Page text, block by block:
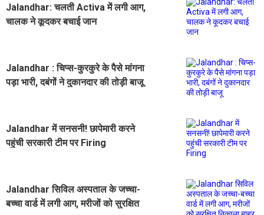
Jalandhar: चलती Activa में लगी आग,
चालक ने कूदकर बचाई जान
Jalandhar : चिप्स-कुरकुरे के पैसे मांगना
पड़ा भारी, दबंगों ने दुकानदार की तोड़ी बाजू
Jalandhar में सनसनी! छापेमारी करने
पहुंची सरकारी टीम पर Firing
Jalandhar सिविल अस्पताल के जच्चा-
बच्चा वार्ड में लगी आग, मरीजों को सुरक्षित